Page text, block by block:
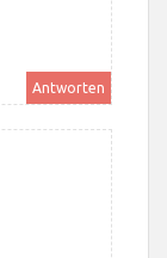
Antworten